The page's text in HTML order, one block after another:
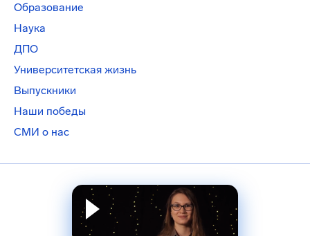
Образование
Наука
ДПО
Университетская жизнь
Выпускники
Наши победы
СМИ о нас